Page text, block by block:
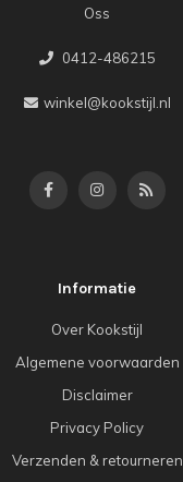
Oss
0412-486215
winkel@kookstijl.nl
Informatie
Over Kookstijl
Algemene voorwaarden
Disclaimer
Privacy Policy
Verzenden & retourneren